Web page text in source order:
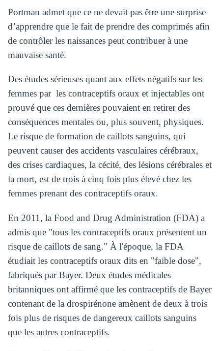
Portman admet que ce ne devait pas être une surprise
d’apprendre que le fait de prendre des comprimés afin
de contrôler les naissances peut contribuer à une
mauvaise santé.
Des études sérieuses quant aux effets négatifs sur les
femmes par les contraceptifs oraux et injectables ont
prouvé que ces dernières pouvaient en retirer des
conséquences mentales ou, plus souvent, physiques.
Le risque de formation de caillots sanguins, qui
peuvent causer des accidents vasculaires cérébraux,
des crises cardiaques, la cécité, des lésions cérébrales et
la mort, est de trois à cinq fois plus élevé chez les
femmes prenant des contraceptifs oraux.
En 2011, la Food and Drug Administration (FDA) a
admis que "tous les contraceptifs oraux présentent un
risque de caillots de sang." À l'époque, la FDA
étudiait les contraceptifs oraux dits en "faible dose",
fabriqués par Bayer. Deux études médicales
britanniques ont affirmé que les contraceptifs de Bayer
contenant de la drospirénone amènent de deux à trois
fois plus de risques de dangereux caillots sanguins
que les autres contraceptifs.